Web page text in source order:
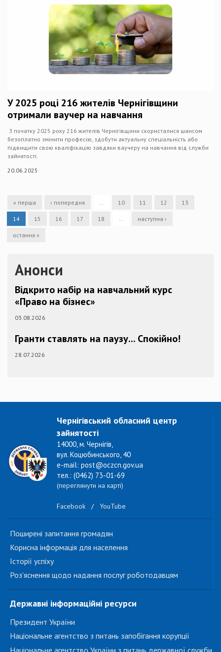
У 2025 році 216 жителів Чернігівщини
отримали ваучер на навчання
З початку 2025 року 216 жителів Чернігівщини скористалися шансом
безоплатно змінити професію, здобути актуальну спеціальність або
підвищити свою кваліфікацію завдяки ваучеру на навчання від служби
зайнятості.
20.06.2025
« перша ‹ попередня 10 11 12 13
14 15 16 17 18 наступна ›
остання »
Анонси
Відкрито набір на навчальний курс
«Право на бізнес»
03.08.2026
Гранти ставлять на паузу... Спокійно!
28.07.2026
Чернігівський обласний центр
зайнятості
14000, м. Чернігів,
вул. Коцюбинського, 40
e-mail: post@oczcn.gov.ua
тел.: (0462) 73-01-69
(переглянути на карті)
Facebook / YouTube
Поширені запитання громадян
Корисна інформація для населення
Історії успіху
Роз'яснення щодо надання послуг роботодавцям
Державні інформаційні ресурси
Президент України
Національне агентство з питань запобігання корупції
Національне агентство України з питань державної служби